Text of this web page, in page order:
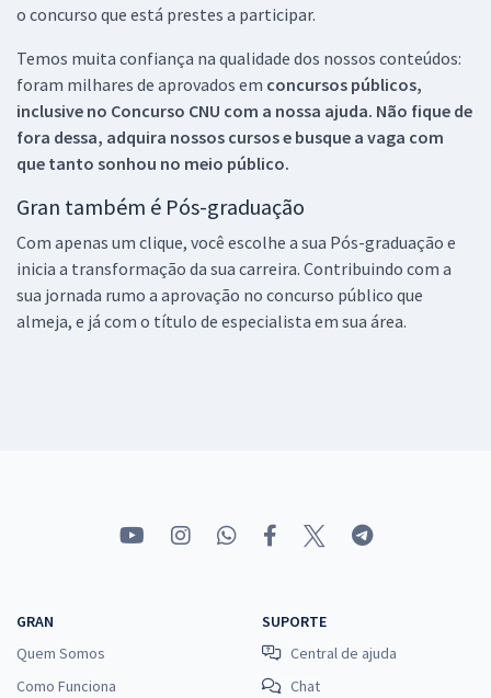
o concurso que está prestes a participar.
Temos muita confiança na qualidade dos nossos conteúdos:
foram milhares de aprovados em concursos públicos,
inclusive no Concurso CNU com a nossa ajuda. Não fique de
fora dessa, adquira nossos cursos e busque a vaga com
que tanto sonhou no meio público.
Gran também é Pós-graduação
Com apenas um clique, você escolhe a sua Pós-graduação e
inicia a transformação da sua carreira. Contribuindo com a
sua jornada rumo a aprovação no concurso público que
almeja, e já com o título de especialista em sua área.
GRAN
Quem Somos
Como Funciona
SUPORTE
Central de ajuda
Chat